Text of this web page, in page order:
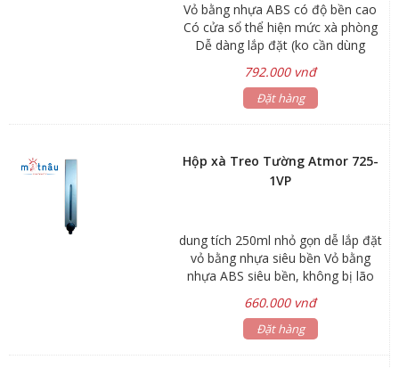
Vỏ bằng nhựa ABS có độ bền cao
Có cửa sổ thể hiện mức xà phòng
Dễ dàng lắp đặt (ko cần dùng
khoan) và thay xà phòng. Hộp chứa
và nút nhấn có thể tháo rời để vệ
sinh Nút nhấn thủy lực cho lượng xà
bệnh viện, khách sạn và các công
trình hiện đại Kích thước:
65x100x215 mm Dung tích : 250ml
792.000 vnđ
Đặt hàng
Hộp xà Treo Tường Atmor 725-
1VP
dung tích 250ml nhỏ gọn dễ lắp đặt
vỏ bằng nhựa siêu bền Vỏ bằng
nhựa ABS siêu bền, không bị lão
hóa. Nhấn 1 lần được 1.8ml. Có cửa
sổ thể hiện mức xà phòng. Dễ dàng
lắp đặt và thay xà phòng. Hộp chứa
660.000 vnđ
Đặt hàng